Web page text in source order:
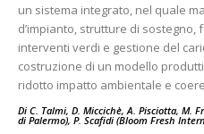
un sistema integrato, nel quale
d’impianto, strutture di
interventi verdi e gestione del
costruzione di un modello
ridotto impatto ambientale e
Di C. Talmi, D. Miccichè, A. Pisciotta, M.
di Palermo), P. Scafidi (Bloom Fresh